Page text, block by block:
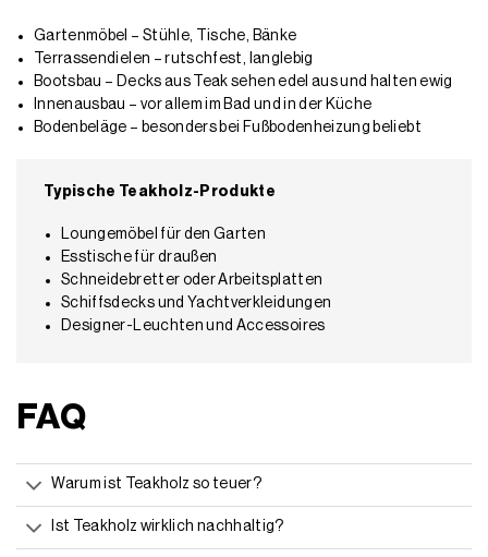
Gartenmöbel – Stühle, Tische, Bänke
Terrassendielen – rutschfest, langlebig
Bootsbau – Decks aus Teak sehen edel aus und halten ewig
Innenausbau – vor allem im Bad und in der Küche
Bodenbeläge – besonders bei Fußbodenheizung beliebt
Typische Teakholz-Produkte
Loungemöbel für den Garten
Esstische für draußen
Schneidebretter oder Arbeitsplatten
Schiffsdecks und Yachtverkleidungen
Designer-Leuchten und Accessoires
FAQ
Warum ist Teakholz so teuer?
Ist Teakholz wirklich nachhaltig?